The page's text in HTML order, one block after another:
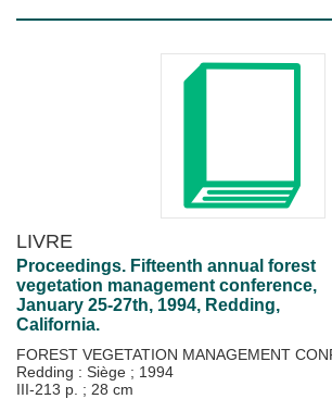
LIVRE
Proceedings. Fifteenth annual forest
vegetation management conference,
January 25-27th, 1994, Redding,
California.
FOREST VEGETATION MANAGEMENT
Redding : Siège ; 1994
III-213 p. ; 28 cm